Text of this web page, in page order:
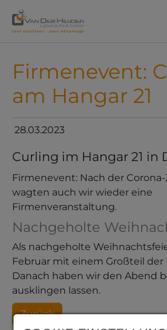
Firmenevent:
am Hangar 21
28.03.2023
Curling im Hangar 21 in
Firmenevent: Nach der
wagten auch wir wieder eine
Firmenveranstaltung.
Nachgeholte
Als nachgeholte
Februar mit einem Großteil der
Danach haben wir den Abend
ausklingen lassen.
Zurück